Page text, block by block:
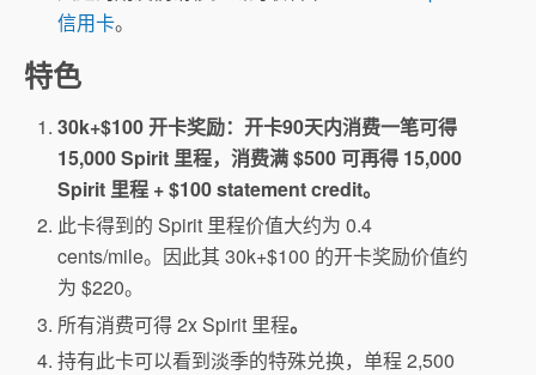
信用卡。
特色
30k+$100 开卡奖励：开卡90天内消费一笔可得
15,000 Spirit 里程，消费满 $500 可再得 15,000
Spirit 里程 + $100 statement credit。
此卡得到的 Spirit 里程价值大约为 0.4
cents/mile。因此其 30k+$100 的开卡奖励价值约
为 $220。
所有消费可得 2x Spirit 里程。
持有此卡可以看到淡季的特殊兑换，单程 2,500